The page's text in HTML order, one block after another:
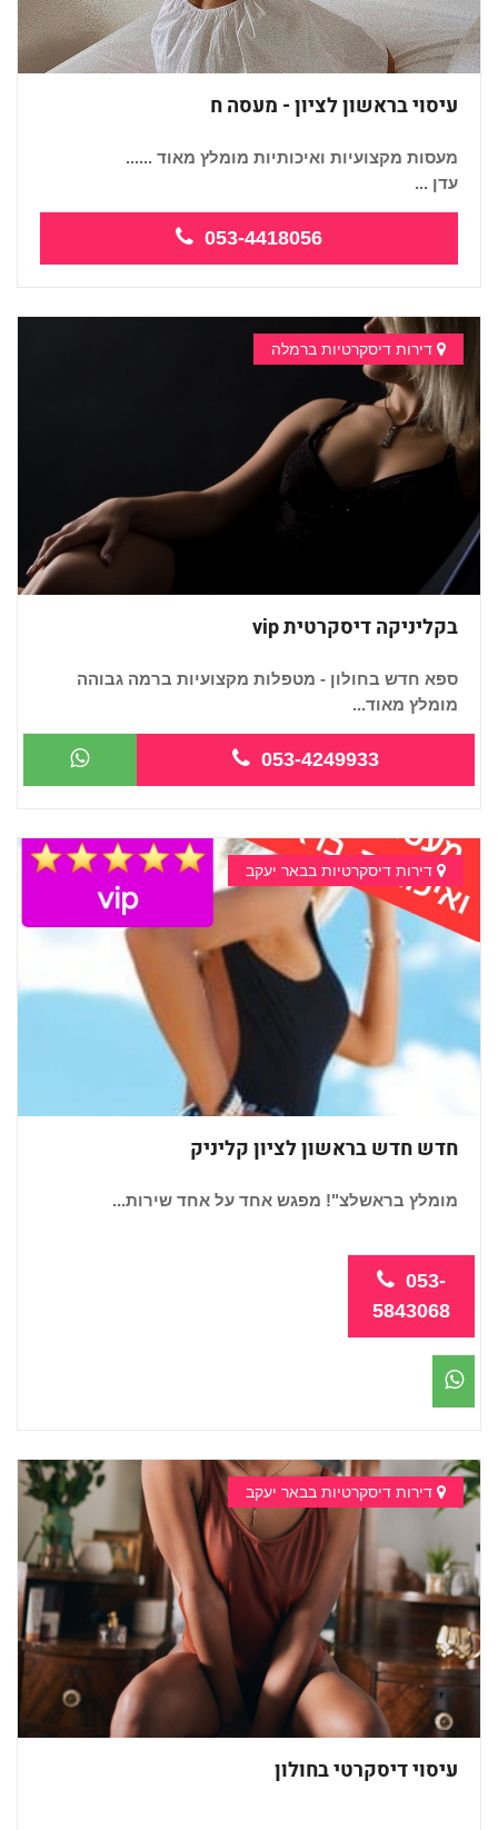
עיסוי בראשון לציון - מעסה ח
מעסות מקצועיות ואיכותיות מומלץ מאוד ......
עדן ...
053-4418056
דירות דיסקרטיות ברמלה
בקליניקה דיסקרטית vip
ספא חדש בחולון - מטפלות מקצועיות ברמה גבוהה
מומלץ מאוד...
053-4249933
דירות דיסקרטיות בבאר יעקב
חדש חדש בראשון לציון קליניק
מומלץ בראשלצ"! מפגש אחד על אחד שירות...
053-
5843068
דירות דיסקרטיות בבאר יעקב
עיסוי דיסקרטי בחולון